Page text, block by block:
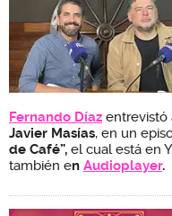
Fernando Díaz entrevistó
Javier Masías, en un
de Café”, el cual está en
también en Audioplayer.